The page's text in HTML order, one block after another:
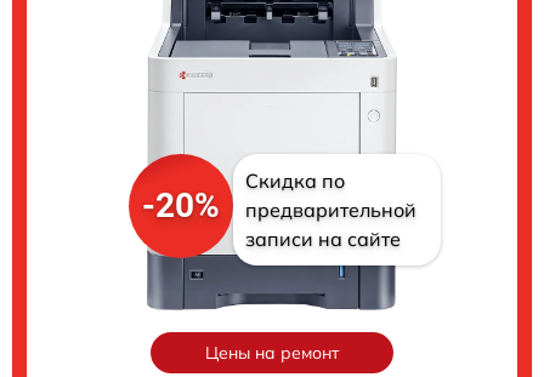
-20%
Скидка по
предварительной
записи на сайте
Цены на ремонт